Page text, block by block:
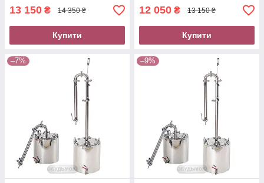
13 150 ₴ 14 350 ₴
Купити
12 050 ₴ 13 150 ₴
Купити
–7% –9%